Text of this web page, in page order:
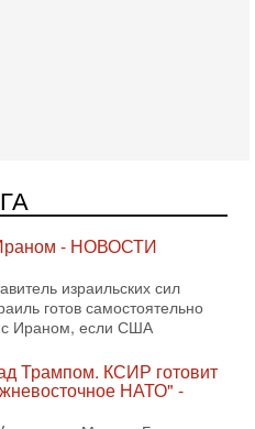
в ЦАХАЛ
принять закон,
харедим от арестов,
- не игрушка!
Ирану!
Григорий Тамар, офицер
военный историк.
Арье.
удар! Россия теряет
- псих!
Ираном - НОВОСТИ
израильских сил
готов самостоятельно
с Ираном, если США
Трампом. КСИР готовит
НАТО" -